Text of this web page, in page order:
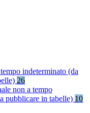
indeterminato (da
26
non a tempo
pubblicare in tabelle) 10